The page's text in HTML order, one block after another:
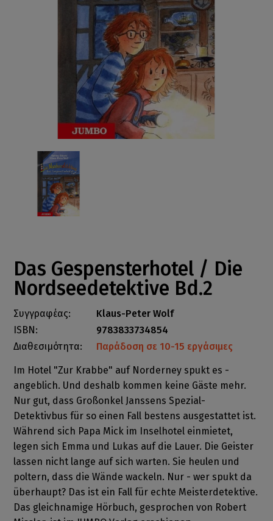
Das Gespensterhotel / Die
Nordseedetektive Bd.2
Συγγραφέας:
Klaus-Peter Wolf
ISBN:
9783833734854
Διαθεσιμότητα:
Παράδοση σε 10-15 εργάσιμες
Im Hotel "Zur Krabbe" auf Norderney spukt es -
angeblich. Und deshalb kommen keine Gäste mehr.
Nur gut, dass Großonkel Janssens Spezial-
Detektivbus für so einen Fall bestens ausgestattet ist.
Während sich Papa Mick im Inselhotel einmietet,
legen sich Emma und Lukas auf die Lauer. Die Geister
lassen nicht lange auf sich warten. Sie heulen und
poltern, dass die Wände wackeln. Nur - wer spukt da
überhaupt? Das ist ein Fall für echte Meisterdetektive.
Das gleichnamige Hörbuch, gesprochen von Robert